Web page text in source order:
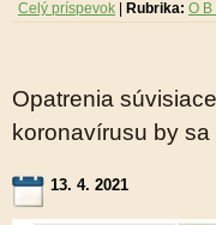
Celý príspevok Rubrika: O B
Opatrenia
koronavírusu by
13. 4. 2021